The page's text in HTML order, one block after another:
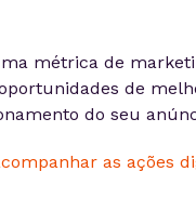
métrica de
de
do seu